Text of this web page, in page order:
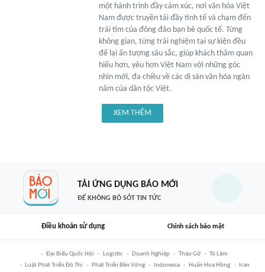
một hành trình đầy cảm xúc, nơi văn hóa Việt
Nam được truyền tải đầy tinh tế và chạm đến
trái tim của đông đảo bạn bè quốc tế. Từng
không gian, từng trải nghiệm tại sự kiện đều
để lại ấn tượng sâu sắc, giúp khách thăm quan
hiểu hơn, yêu hơn Việt Nam với những góc
nhìn mới, đa chiều về các di sản văn hóa ngàn
năm của dân tộc Việt.
XEM THÊM
TẢI ỨNG DỤNG BÁO MỚI
ĐỂ KHÔNG BỎ SÓT TIN TỨC
Điều khoản sử dụng Chính sách bảo mật
Đại Biểu Quốc Hội Logistic Doanh Nghiệp Tháo Gỡ
Tô Lâm
Luật Phát Triển Đô Thị
Phát Triển Bền Vững Indonesia Huấn Hoa Hồng
Iran